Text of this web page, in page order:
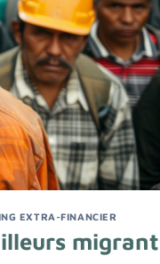
EXTRA-FINANCIER